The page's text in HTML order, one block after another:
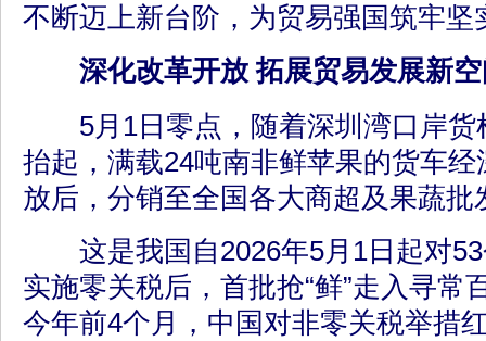
不断迈上新台阶，为贸易强国筑牢坚
深化改革开放 拓展贸易发展新空
5月1日零点，随着深圳湾口岸货
抬起，满载24吨南非鲜苹果的货车
放后，分销至全国各大商超及果蔬批
这是我国自2026年5月1日起对53
实施零关税后，首批抢“鲜”走入寻常
今年前4个月，中国对非零关税举措